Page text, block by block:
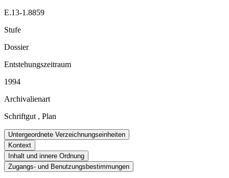
E.13-1.8859
Stufe
Dossier
Entstehungszeitraum
1994
Archivalienart
Schriftgut , Plan
Untergeordnete Verzeichnungseinheiten
Kontext
Inhalt und innere Ordnung
Zugangs- und Benutzungsbestimmungen